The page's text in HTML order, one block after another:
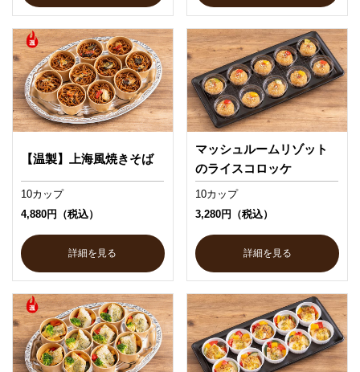
【温製】上海風焼きそば
10カップ
4,880円（税込）
詳細を見る
マッシュルームリゾット
のライスコロッケ
10カップ
3,280円（税込）
詳細を見る